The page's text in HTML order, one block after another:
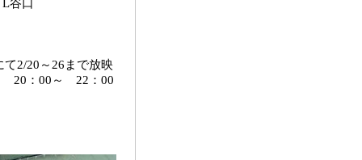
口
2/20～26まで放映
20：00～ 22：00